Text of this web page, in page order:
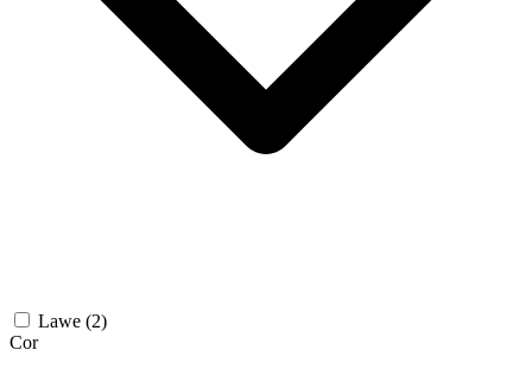
Lawe (2)
Cor